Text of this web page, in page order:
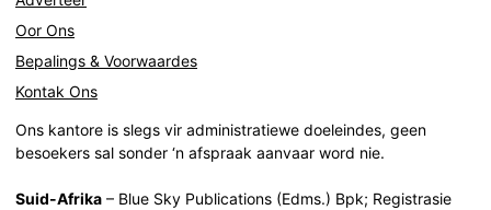
Oor Ons
Bepalings & Voorwaardes
Kontak Ons
Ons kantore is slegs vir administratiewe doeleindes, geen
besoekers sal sonder ‘n afspraak aanvaar word nie.
Suid-Afrika – Blue Sky Publications (Edms.) Bpk; Registrasie